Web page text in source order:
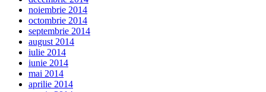
noiembrie 2014
octombrie 2014
septembrie 2014
august 2014
iulie 2014
iunie 2014
mai 2014
aprilie 2014